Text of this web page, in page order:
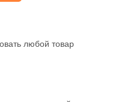
любой товар